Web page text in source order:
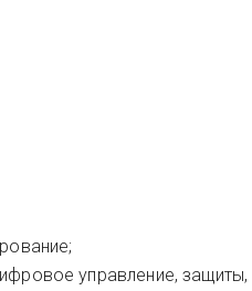
управление, защиты,